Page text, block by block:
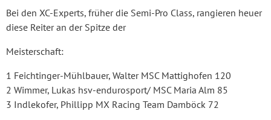
Bei den XC-Experts, früher die Semi-Pro Class, rangieren heuer
diese Reiter an der Spitze der
Meisterschaft:
1 Feichtinger-Mühlbauer, Walter MSC Mattighofen 120
2 Wimmer, Lukas hsv-endurosport/ MSC Maria Alm 85
3 Indlekofer, Phillipp MX Racing Team Damböck 72